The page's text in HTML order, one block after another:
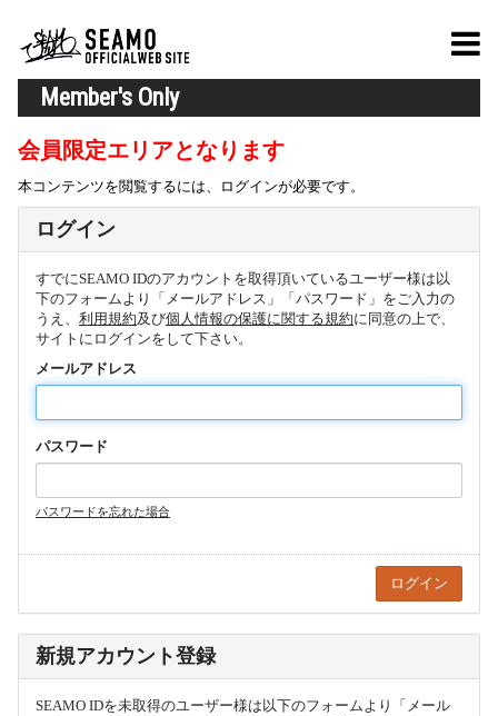
Member's Only
会員限定エリアとなります
本コンテンツを閲覧するには、ログインが必要です。
ログイン
すでにSEAMO IDのアカウントを取得頂いているユーザー様は以
下のフォームより「メールアドレス」「パスワード」をご入力の
うえ、 利用規約及び個人情報の保護に関する規約に同意の上で、
サイトにログインをして下さい。
メールアドレス
パスワード
パスワードを忘れた場合
新規アカウント登録
SEAMO IDを未取得のユーザー様は以下のフォームより「メール